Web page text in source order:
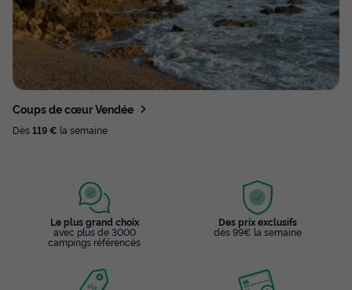
Coups de cœur Vendée
Dès119 € la semaine
Le plus grand choix
avec plus de 3000
campings référencés
Des prix exclusifs
dès 99€ la semaine